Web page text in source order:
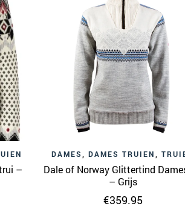
–
DAMES DAMES TRUIEN
Dale of Norway Glittertind
– Grijs
€359.95